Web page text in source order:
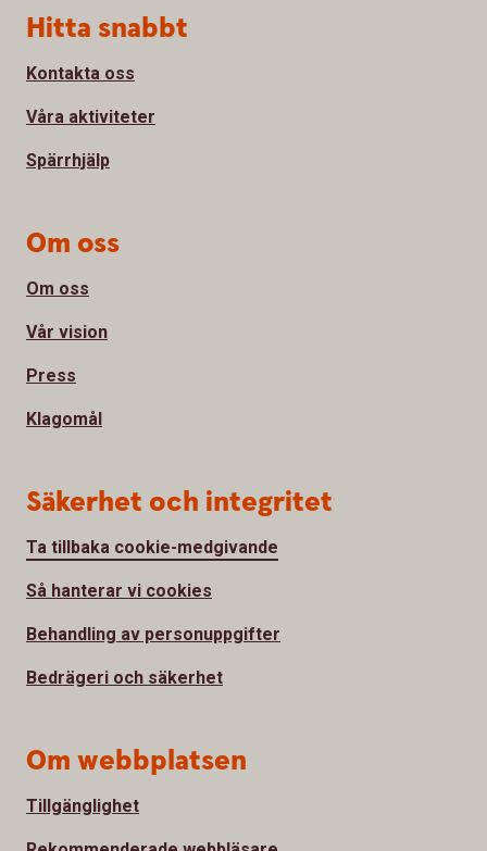
Sidfot
Hitta snabbt
Kontakta oss
Våra aktiviteter
Spärrhjälp
Om oss
Om oss
Vår vision
Press
Klagomål
Säkerhet och integritet
Ta tillbaka cookie-medgivande
Så hanterar vi cookies
Behandling av personuppgifter
Bedrägeri och säkerhet
Om webbplatsen
Tillgänglighet